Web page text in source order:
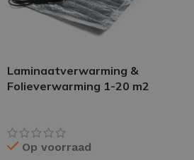
Laminaatverwarming &
Folieverwarming 1-20 m2
Op voorraad